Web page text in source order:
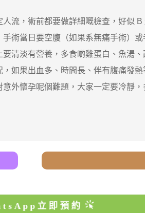
，術前都要做詳細嘅檢查，好似 B
術當日要空腹（如果系無痛手術）
清淡有營養，多食啲雞蛋白、魚湯
如果出血多、時間長、伴有腹痛發
懷孕呢個難題，大家一定要冷靜，
立即預約